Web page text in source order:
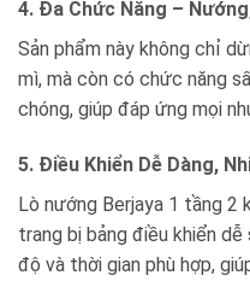
4. Đa Chức Năng –
Sản phẩm này không chỉ
mì, mà còn có chức năng
chóng, giúp đáp ứng mọi
5. Điều Khiển Dễ Dàng,
Lò nướng Berjaya 1 tầng 2
trang bị bảng điều khiển
độ và thời gian phù hợp,